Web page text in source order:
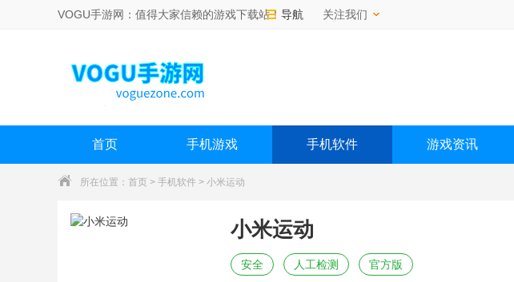
VOGU手游网：值得大家信赖的游戏下载站！ 导航 关注我们
首页 手机游戏 手机软件 游戏资讯
所在位置： 首页 > 手机软件 > 小米运动
小米运动
安全 人工检测 官方版